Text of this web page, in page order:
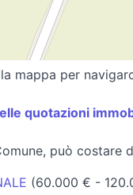
mappa per
quotazioni
può costare
(60.000 € -